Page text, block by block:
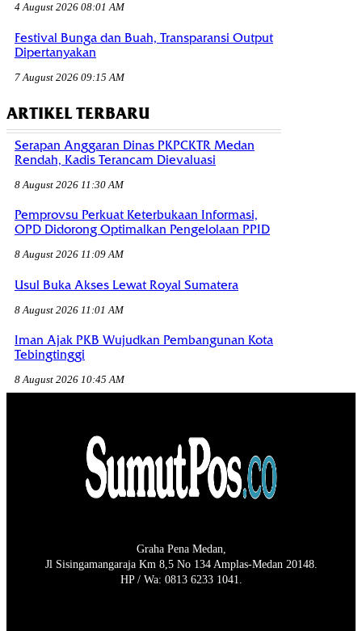
4 August 2026 08:01 AM
Festival Bunga dan Buah, Transparansi Output
Dipertanyakan
7 August 2026 09:15 AM
ARTIKEL TERBARU
Serapan Anggaran Dinas PKPCKTR Medan
Rendah, Kadis Terancam Dievaluasi
8 August 2026 11:30 AM
Pemprovsu Perkuat Keterbukaan Informasi,
OPD Didorong Optimalkan Pengelolaan PPID
8 August 2026 11:09 AM
Usul Buka Akses Lewat Royal Sumatera
8 August 2026 11:01 AM
Iman Ajak PKB Wujudkan Pembangunan Kota
Tebingtinggi
8 August 2026 10:45 AM
Graha Pena Medan,
Jl Sisingamangaraja Km 8,5 No 134 Amplas-Medan 20148.
HP / Wa: 0813 6233 1041.